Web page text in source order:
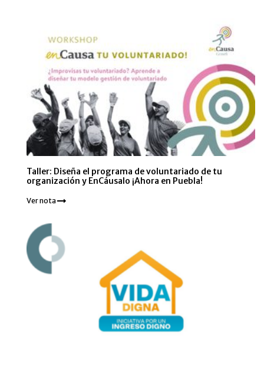
Taller: Diseña el programa de voluntariado de tu
organización y EnCáusalo ¡Ahora en Puebla!
Ver nota